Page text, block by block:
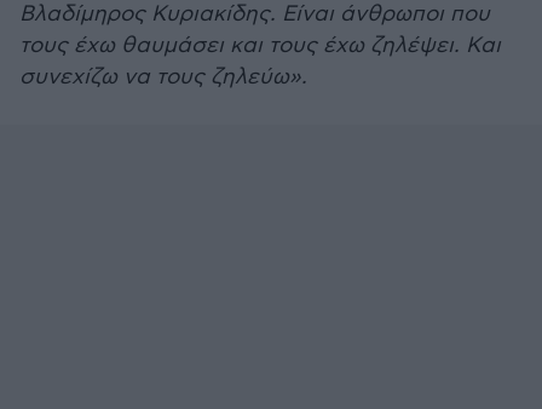
Βλαδίμηρος Κυριακίδης. Είναι άνθρωποι που
τους έχω θαυμάσει και τους έχω ζηλέψει. Και
συνεχίζω να τους ζηλεύω».